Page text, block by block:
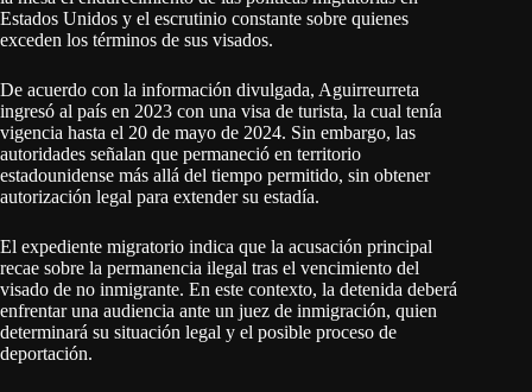
Estados Unidos y el escrutinio constante sobre quienes
exceden los términos de sus visados.
De acuerdo con la información divulgada, Aguirreurreta
ingresó al país en 2023 con una visa de turista, la cual tenía
vigencia hasta el 20 de mayo de 2024. Sin embargo, las
autoridades señalan que permaneció en territorio
estadounidense más allá del tiempo permitido, sin obtener
autorización legal para extender su estadía.
El expediente migratorio indica que la acusación principal
recae sobre la permanencia ilegal tras el vencimiento del
visado de no inmigrante. En este contexto, la detenida deberá
enfrentar una audiencia ante un juez de inmigración, quien
determinará su situación legal y el posible proceso de
deportación.